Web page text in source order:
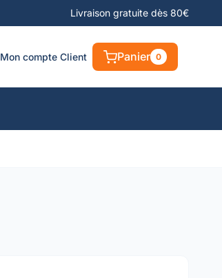
Livraison gratuite dès 80€
Mon compte Client Panier 0